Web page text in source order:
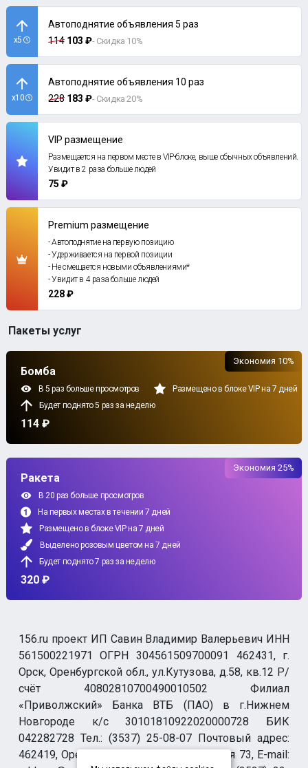
x5
Автоподнятие объявления 5 раз
114 103 ₽- Скидка 10%
x10
Автоподнятие объявления 10 раз
228 183 ₽- Скидка 20%
VIP размещение
Размещается на первом месте в VIP-блоке, выше обычных объявлений.
Увидит в 2 раза больше людей
75 ₽
Premium размещение
- Автоподнятие на первую позицию
- Удерживается на первой позиции
- Не смещается новыми объявлениями*
- Увидит в 4 раза больше людей
228 ₽
Пакеты услуг
Бомба
В 5 раз больше просмотров
Размещено в блоке VIP на 7 дней
Будет поднято 5 раз за неделю
114 ₽
Экономия 10%
Ракета
В 20 раз больше просмотров
На первых местах в течении 7 дней
Размещено в блоке VIP на 7 дней
Выделено розовым цветом на 7 дней
Будет поднято 7 раз за неделю
320 ₽
Экономия 25%
156.ru проект ИП Савин Владимир Валерьевич ИНН
561500221971 ОГРН 304561509700091 462431, г.
Орск, Оренбургской обл., ул.Кутузова, д.58, кв.12 Р/
счёт 40802810700490010502 Филиал
«Приволжский» Банка ВТБ (ПАО) в г.Нижнем
Новгороде к/с 30101810922020000728 БИК
042282728 Тел.: (3537) 25-08-07 Почтовый адрес:
462419, Оренбургская обл., г. Орск-19 а/я 73, E-mail: